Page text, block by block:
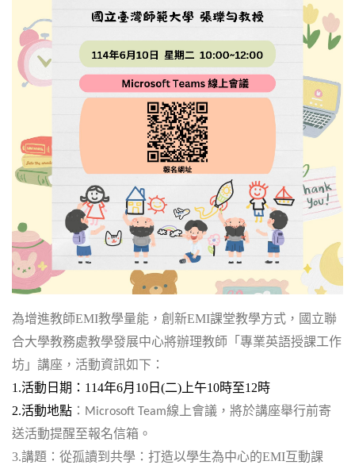
為增進教師EMI教學量能，創新EMI課堂教學方式，國立聯
合大學教務處教學發展中心將辦理教師「專業英語授課工作
坊」講座，活動資訊如下：
1.活動日期：114年6月10日(二)上午10時至12時
2.活動地點 ： Microsoft Team線上會議，將於講座舉行前寄
送活動提醒至報名信箱。
3.講題： 從孤讀到共學：打造以學生為中心的EMI互動課